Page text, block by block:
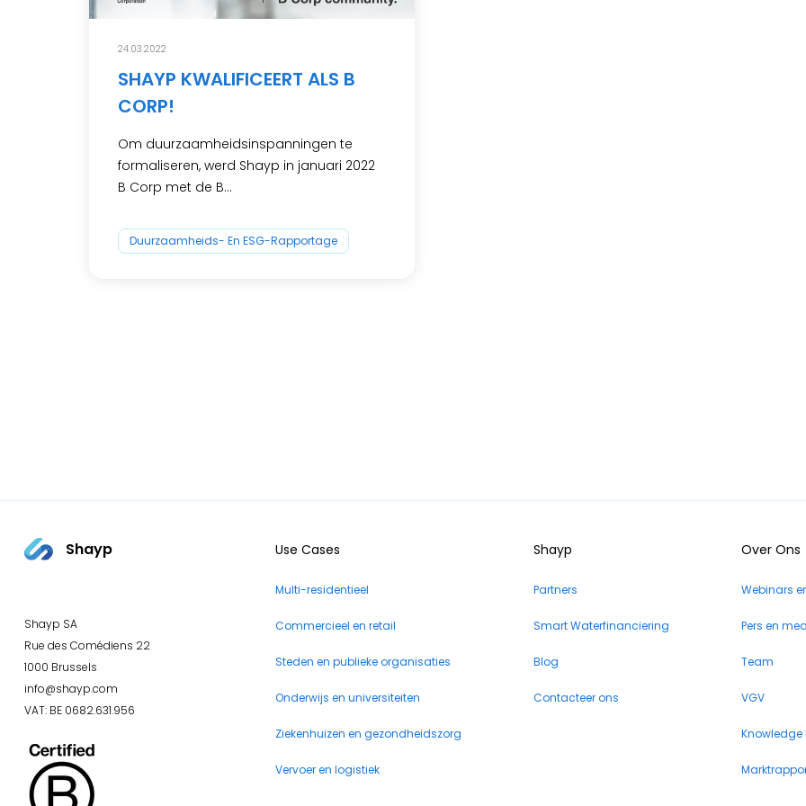
24.03.2022
SHAYP KWALIFICEERT ALS B
CORP!
Om duurzaamheidsinspanningen te
formaliseren, werd Shayp in januari 2022
B Corp met de B...
Duurzaamheids- En ESG-Rapportage
Shayp
Shayp SA
Rue des Comédiens 22
1000 Brussels
info@shayp.com
VAT: BE 0682.631.956
Use Cases
Multi-residentieel
Commercieel en retail
Steden en publieke organisaties
Onderwijs en universiteiten
Ziekenhuizen en gezondheidszorg
Vervoer en logistiek
Shayp
Partners
Smart Waterfinanciering
Blog
Contacteer ons
Over Ons
Webinars
Pers en
Team
VGV
Knowledge